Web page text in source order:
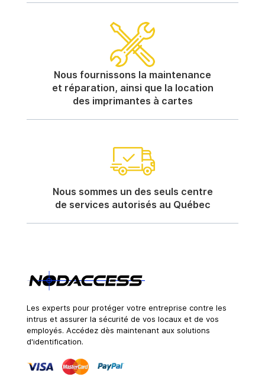
Nous fournissons la maintenance
et réparation, ainsi que la location
des imprimantes à cartes
Nous sommes un des seuls centre
de services autorisés au Québec
Les experts pour protéger votre entreprise contre les
intrus et assurer la sécurité de vos locaux et de vos
employés. Accédez dès maintenant aux solutions
d'identification.